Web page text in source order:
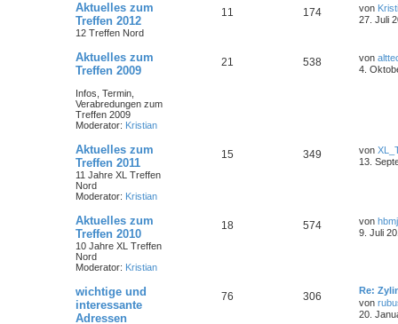
Aktuelles zum
Treffen 2012
12 Treffen Nord
11 174 von
27. Juli
Aktuelles zum
Treffen 2009
Infos, Termin,
Verabredungen zum
Treffen 2009
Moderator: Kristian
21 538 von
4.
Aktuelles zum
Treffen 2011
11 Jahre XL Treffen
Nord
Moderator: Kristian
15 349 von
13.
Aktuelles zum
Treffen 2010
10 Jahre XL Treffen
Nord
Moderator: Kristian
18 574 von
9. Juli
wichtige und
interessante
Adressen
76 306
Re:
von
20.